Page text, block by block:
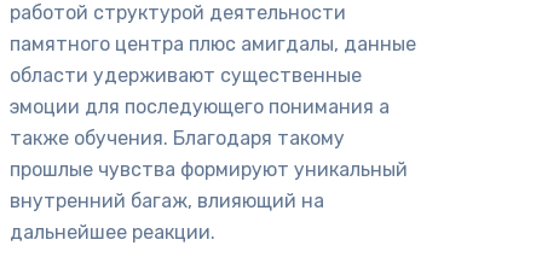
работой структурой деятельности
памятного центра плюс амигдалы, данные
области удерживают существенные
эмоции для последующего понимания а
также обучения. Благодаря такому
прошлые чувства формируют уникальный
внутренний багаж, влияющий на
дальнейшее реакции.